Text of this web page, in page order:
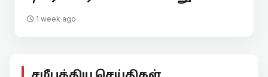
1 week ago
சமீபத்திய செய்திகள்